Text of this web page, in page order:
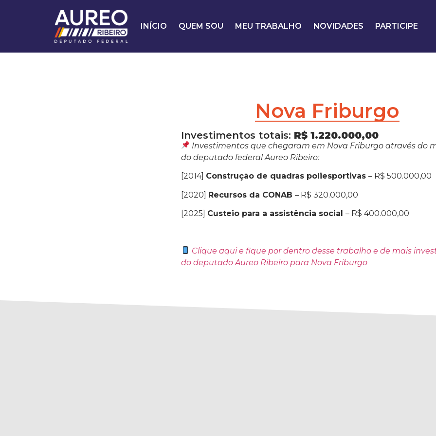
INÍCIO QUEM SOU MEU TRABALHO NOVIDADES PARTICIPE
Nova Friburgo
Investimentos totais: R$ 1.220.000,00
Investimentos que chegaram em Nova Friburgo através do
do deputado federal Aureo Ribeiro:
[2014] Construção de quadras poliesportivas – R$ 500.000,00
[2020] Recursos da CONAB – R$ 320.000,00
[2025] Custeio para a assistência social – R$ 400.000,00
Clique aquie fique por dentro desse trabalho e de mais
do deputado Aureo Ribeiro para Nova Friburgo